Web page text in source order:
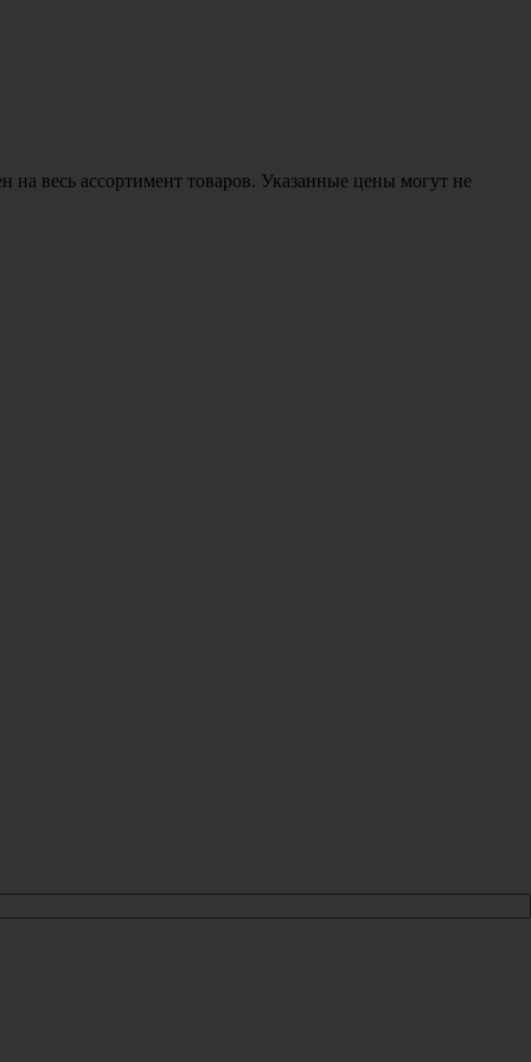
весь ассортимент товаров. Указанные цены могут не